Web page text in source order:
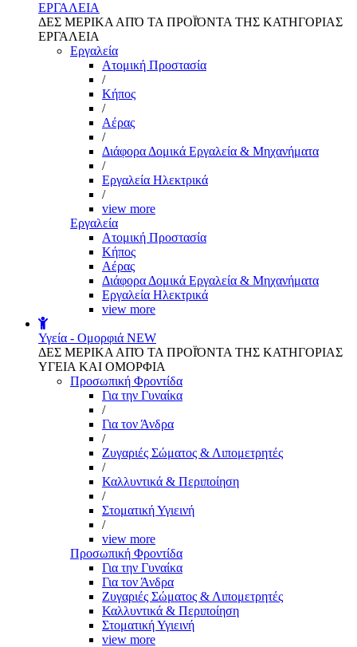
ΕΡΓΑΛΕΙΑ
ΔΕΣ ΜΕΡΙΚΑ ΑΠΌ ΤΑ ΠΡΟΪΌΝΤΑ ΤΗΣ ΚΑΤΗΓΟΡΙΑΣ
ΕΡΓΑΛΕΙΑ
Εργαλεία
Aτομική Προστασία
/
Kήπος
/
Αέρας
/
Διάφορα Δομικά Εργαλεία & Μηχανήματα
/
Εργαλεία Ηλεκτρικά
/
view more
Εργαλεία
Aτομική Προστασία
Kήπος
Αέρας
Διάφορα Δομικά Εργαλεία & Μηχανήματα
Εργαλεία Ηλεκτρικά
view more
Υγεία - Ομορφιά NEW
ΔΕΣ ΜΕΡΙΚΑ ΑΠΌ ΤΑ ΠΡΟΪΌΝΤΑ ΤΗΣ ΚΑΤΗΓΟΡΙΑΣ
ΥΓΕΙΑ ΚΑΙ ΟΜΟΡΦΙΑ
Προσωπική Φροντίδα
Για την Γυναίκα
/
Για τον Άνδρα
/
Ζυγαριές Σώματος & Λιπομετρητές
/
Καλλυντικά & Περιποίηση
/
Στοματική Υγιεινή
/
view more
Προσωπική Φροντίδα
Για την Γυναίκα
Για τον Άνδρα
Ζυγαριές Σώματος & Λιπομετρητές
Καλλυντικά & Περιποίηση
Στοματική Υγιεινή
view more